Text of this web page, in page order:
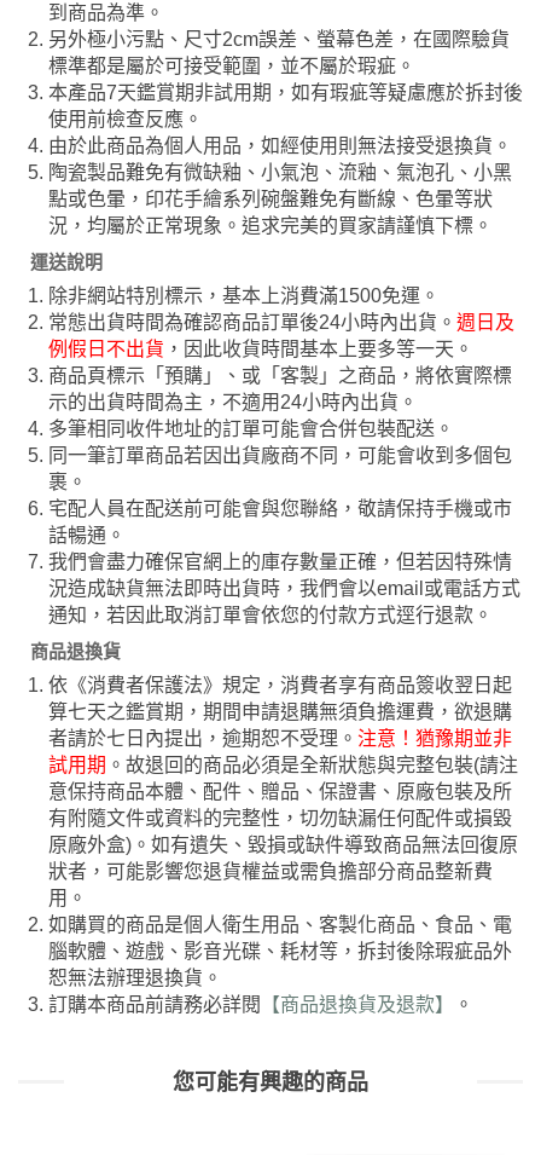
到商品為準。
另外極小污點、尺寸2cm誤差、螢幕色差，在國際驗貨
標準都是屬於可接受範圍，並不屬於瑕疵。
本產品7天鑑賞期非試用期，如有瑕疵等疑慮應於拆封後
使用前檢查反應。
由於此商品為個人用品，如經使用則無法接受退換貨。
陶瓷製品難免有微缺釉、小氣泡、流釉、氣泡孔、小黑
點或色暈，印花手繪系列碗盤難免有斷線、色暈等狀
況，均屬於正常現象。追求完美的買家請謹慎下標。
運送說明
除非網站特別標示，基本上消費滿1500免運。
常態出貨時間為確認商品訂單後24小時內出貨。 週日及
例假日不出貨 ，因此收貨時間基本上要多等一天。
商品頁標示「預購」、或「客製」之商品，將依實際標
示的出貨時間為主，不適用24小時內出貨。
多筆相同收件地址的訂單可能會合併包裝配送。
同一筆訂單商品若因出貨廠商不同，可能會收到多個包
裹。
宅配人員在配送前可能會與您聯絡，敬請保持手機或市
話暢通。
我們會盡力確保官網上的庫存數量正確，但若因特殊情
況造成缺貨無法即時出貨時，我們會以email或電話方式
通知，若因此取消訂單會依您的付款方式逕行退款。
商品退換貨
依《消費者保護法》規定，消費者享有商品簽收翌日起
算七天之鑑賞期，期間申請退購無須負擔運費，欲退購
者請於七日內提出，逾期恕不受理。 注意！猶豫期並非
試用期 。故退回的商品必須是全新狀態與完整包裝(請注
意保持商品本體、配件、贈品、保證書、原廠包裝及所
有附隨文件或資料的完整性，切勿缺漏任何配件或損毀
原廠外盒)。如有遺失、毀損或缺件導致商品無法回復原
狀者，可能影響您退貨權益或需負擔部分商品整新費
用。
如購買的商品是個人衛生用品、客製化商品、食品、電
腦軟體、遊戲、影音光碟、耗材等，拆封後除瑕疵品外
恕無法辦理退換貨。
訂購本商品前請務必詳閱
【商品退換貨及退款】 。
您可能有興趣的商品